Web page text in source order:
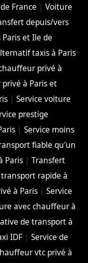
France |Voiture
depuis/vers
et Ile de
taxis à Paris
privé à
à Paris et
|Service voiture
prestige
|Service moins
fiable qu'un
Paris| Transfert
rapide à
à Paris |Service
avec chauffeur à
de transport à
IDF |Service de
vtc privé à